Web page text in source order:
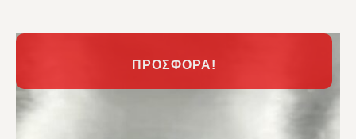
ΠΡΟΣΦΟΡΆ!